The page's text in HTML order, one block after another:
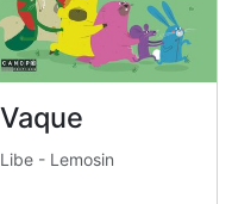
Vaque
Libe - Lemosin